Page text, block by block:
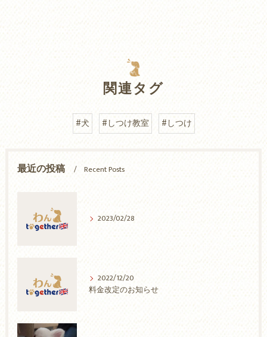
関連タグ
#犬 #しつけ教室 #しつけ
最近の投稿 Recent Posts
2023/02/28
2022/12/20
料金改定のお知らせ